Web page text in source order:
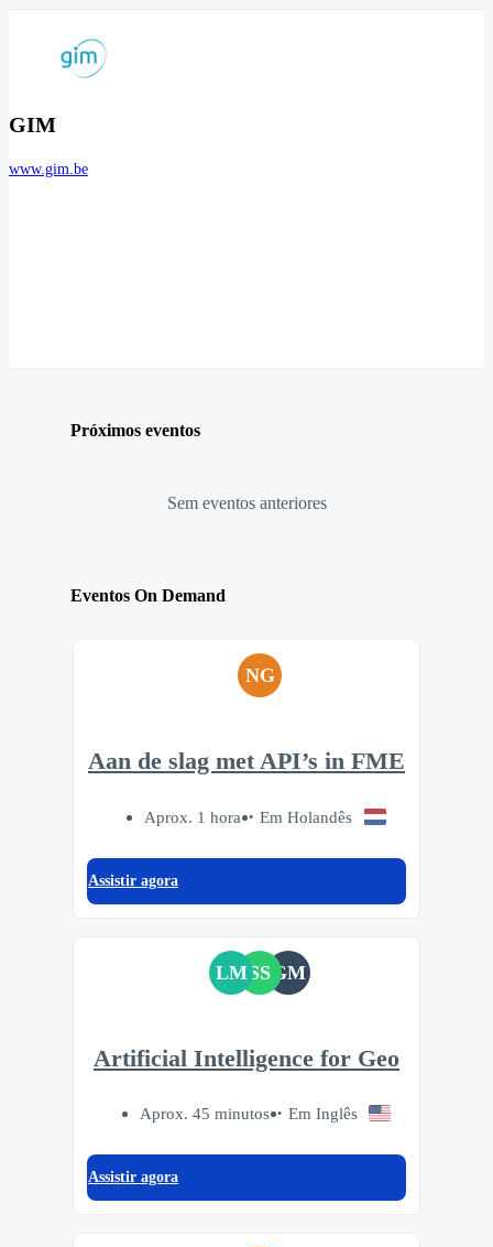
GIM
www.gim.be
Próximos eventos
Sem eventos anteriores
Eventos On Demand
NG
Aan de slag met API’s in FME
Aprox. 1 hora Em Holandês
Assistir agora
LM SS GM
Artificial Intelligence for Geo
Aprox. 45 minutos Em Inglês
Assistir agora